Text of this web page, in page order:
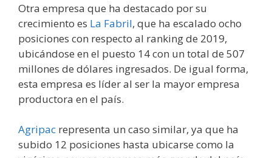
Otra empresa que ha destacado por su
crecimiento es La Fabril, que ha escalado ocho
posiciones con respecto al ranking de 2019,
ubicándose en el puesto 14 con un total de 507
millones de dólares ingresados. De igual forma,
esta empresa es líder al ser la mayor empresa
productora en el país.
Agripac representa un caso similar, ya que ha
subido 12 posiciones hasta ubicarse como la